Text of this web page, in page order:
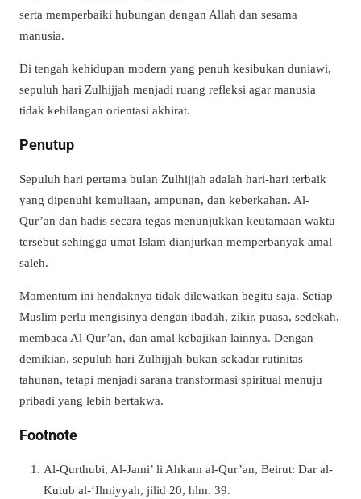
serta memperbaiki hubungan dengan Allah dan sesama
manusia.
Di tengah kehidupan modern yang penuh kesibukan duniawi,
sepuluh hari Zulhijjah menjadi ruang refleksi agar manusia
tidak kehilangan orientasi akhirat.
Penutup
Sepuluh hari pertama bulan Zulhijjah adalah hari-hari terbaik
yang dipenuhi kemuliaan, ampunan, dan keberkahan. Al-
Qur’an dan hadis secara tegas menunjukkan keutamaan waktu
tersebut sehingga umat Islam dianjurkan memperbanyak amal
saleh.
Momentum ini hendaknya tidak dilewatkan begitu saja. Setiap
Muslim perlu mengisinya dengan ibadah, zikir, puasa, sedekah,
membaca Al-Qur’an, dan amal kebajikan lainnya. Dengan
demikian, sepuluh hari Zulhijjah bukan sekadar rutinitas
tahunan, tetapi menjadi sarana transformasi spiritual menuju
pribadi yang lebih bertakwa.
Footnote
Al-Qurthubi, Al-Jami’ li Ahkam al-Qur’an, Beirut: Dar al-
Kutub al-‘Ilmiyyah, jilid 20, hlm. 39.